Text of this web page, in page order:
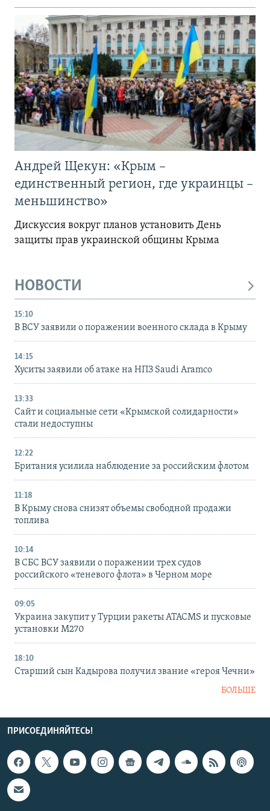
Андрей Щекун: «Крым –
единственный регион, где украинцы –
меньшинство»
Дискуссия вокруг планов установить День
защиты прав украинской общины Крыма
НОВОСТИ
15:10
В ВСУ заявили о поражении военного склада в Крыму
14:15
Хуситы заявили об атаке на НПЗ Saudi Aramco
13:33
Сайт и социальные сети «Крымской солидарности»
стали недоступны
12:22
Британия усилила наблюдение за российским флотом
11:18
В Крыму снова снизят объемы свободной продажи
топлива
10:14
В СБС ВСУ заявили о поражении трех судов
российского «теневого флота» в Черном море
09:05
Украина закупит у Турции ракеты ATACMS и пусковые
установки M270
18:10
Старший сын Кадырова получил звание «героя Чечни»
БОЛЬШЕ
ПРИСОЕДИНЯЙТЕСЬ!